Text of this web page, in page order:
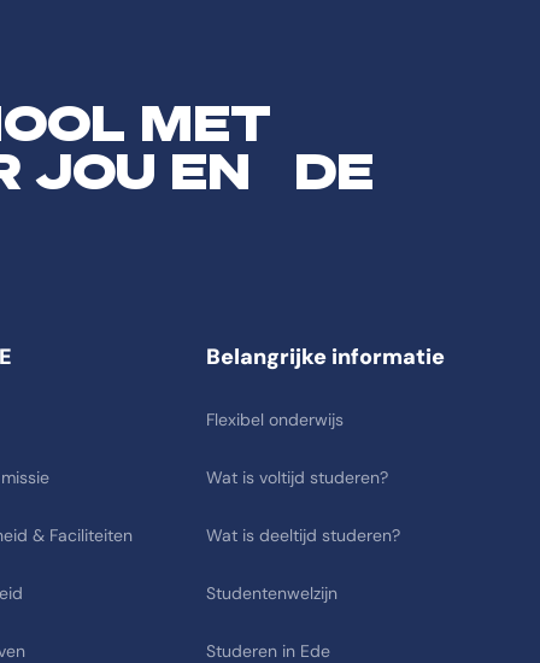
MET
JOU EN DE
& Faciliteiten
Belangrijke informatie
Flexibel onderwijs
Wat is voltijd studeren?
Wat is deeltijd studeren?
Studentenwelzijn
Studeren in Ede